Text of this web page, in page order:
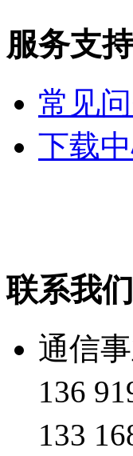
服务支持
常见
下载
联系我们
通信
136
133